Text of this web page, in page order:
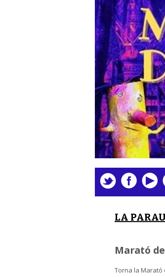
LA
Marató
Torna la Marató